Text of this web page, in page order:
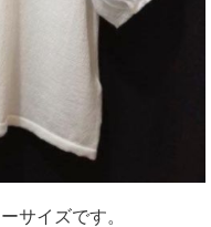
サイズです。